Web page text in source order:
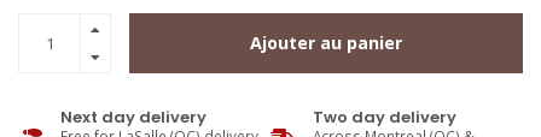
Ajouter au panier
Next day delivery Two day delivery